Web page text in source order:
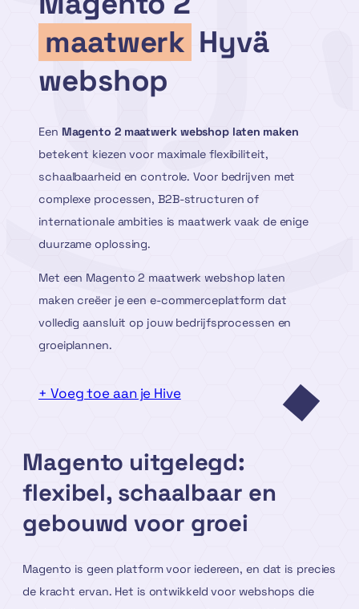
maatwerk Hyvä
webshop
Een Magento 2 maatwerk webshop laten maken
betekent kiezen voor maximale flexibiliteit,
schaalbaarheid en controle. Voor bedrijven met
complexe processen, B2B-structuren of
internationale ambities is maatwerk vaak de enige
duurzame oplossing.
Met een Magento 2 maatwerk webshop laten
maken creëer je een e-commerceplatform dat
volledig aansluit op jouw bedrijfsprocessen en
groeiplannen.
+ Voeg toe aan je Hive
Magento uitgelegd:
flexibel, schaalbaar en
gebouwd voor groei
Magento is geen platform voor iedereen, en dat is precies
de kracht ervan. Het is ontwikkeld voor webshops die